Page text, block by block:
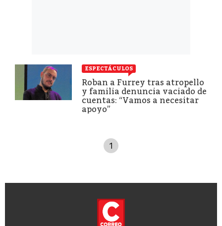
ESPECTÁCULOS
Roban a Furrey tras atropello
y familia denuncia vaciado de
cuentas: “Vamos a necesitar
apoyo”
1